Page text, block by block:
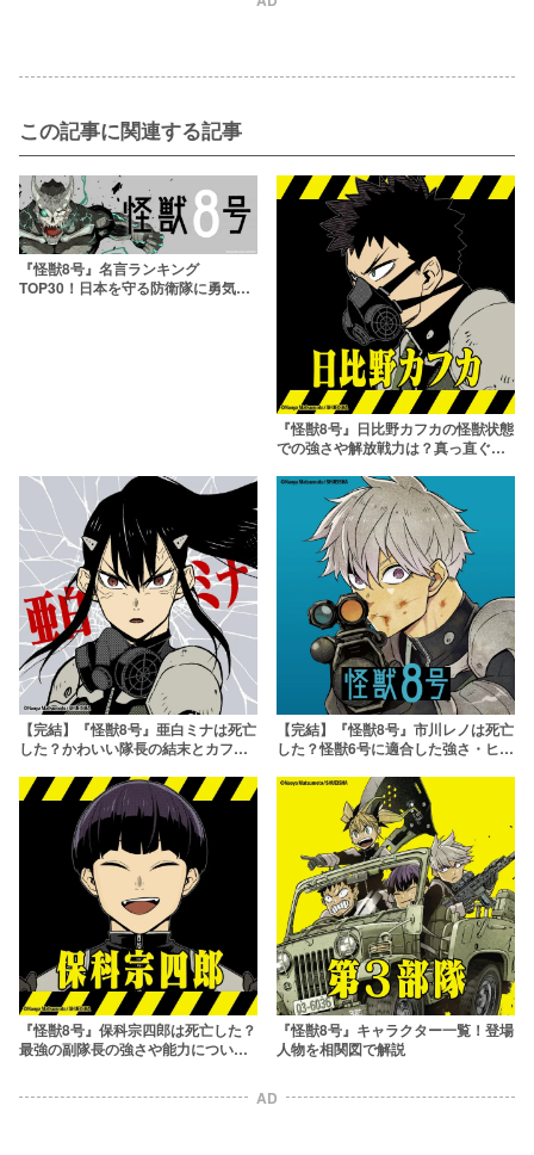
この記事に関連する記事
『怪獣8号』名言ランキング
TOP30！日本を守る防衛隊に勇気を
『怪獣8号』日比野カフカの怪獣状態
での強さや解放戦力は？真っ直ぐさ
【完結】『怪獣8号』亜白ミナは死亡
した？かわいい隊長の結末とカフカ
【完結】『怪獣8号』市川レノは死亡
した？怪獣6号に適合した強さ・ヒロ
『怪獣8号』保科宗四郎は死亡した？
最強の副隊長の強さや能力について
『怪獣8号』キャラクター一覧！登場
人物を相関図で解説
AD